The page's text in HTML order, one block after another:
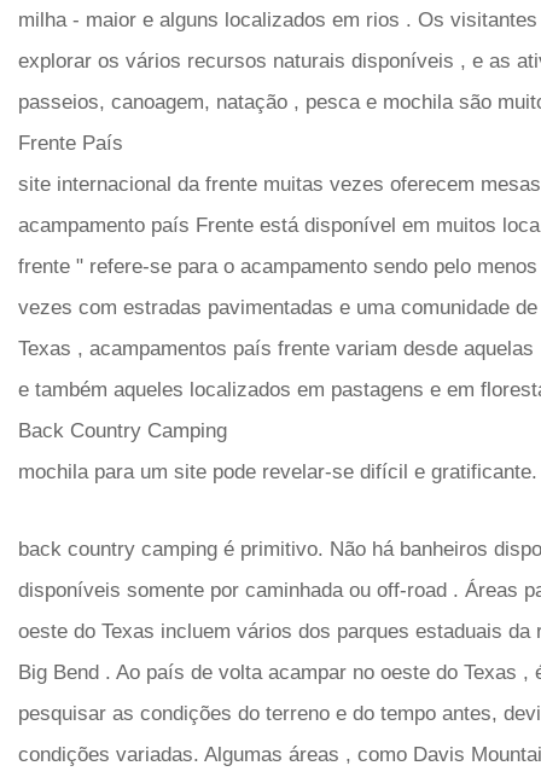
milha - maior e alguns localizados em rios . Os
explorar os vários recursos naturais disponíveis , e as
passeios, canoagem, natação , pesca e mochila são
Frente País
site internacional da frente muitas vezes oferecem
acampamento país Frente está disponível em muitos
frente " refere-se para o acampamento sendo pelo
vezes com estradas pavimentadas e uma comunidade
Texas , acampamentos país frente variam desde
e também aqueles localizados em pastagens e em
Back Country Camping
mochila para um site pode revelar-se difícil e gratificante.
back country camping é primitivo. Não há banheiros
disponíveis somente por caminhada ou off-road . Áreas
oeste do Texas incluem vários dos parques estaduais da
Big Bend . Ao país de volta acampar no oeste do Texas ,
pesquisar as condições do terreno e do tempo antes,
condições variadas. Algumas áreas , como Davis